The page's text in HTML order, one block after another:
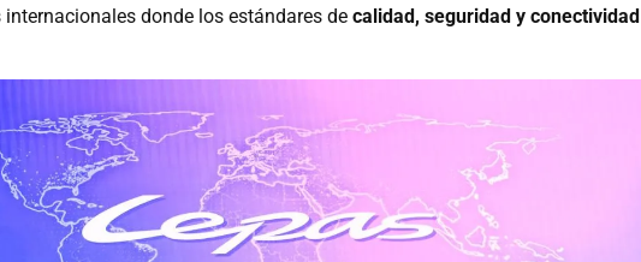
donde los estándares de calidad, seguridad y conectividad